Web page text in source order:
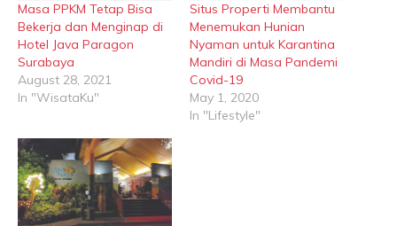
Masa PPKM Tetap Bisa
Bekerja dan Menginap di
Hotel Java Paragon
Surabaya
August 28, 2021
In "WisataKu"
Situs Properti Membantu
Menemukan Hunian
Nyaman untuk Karantina
Mandiri di Masa Pandemi
Covid-19
May 1, 2020
In "Lifestyle"